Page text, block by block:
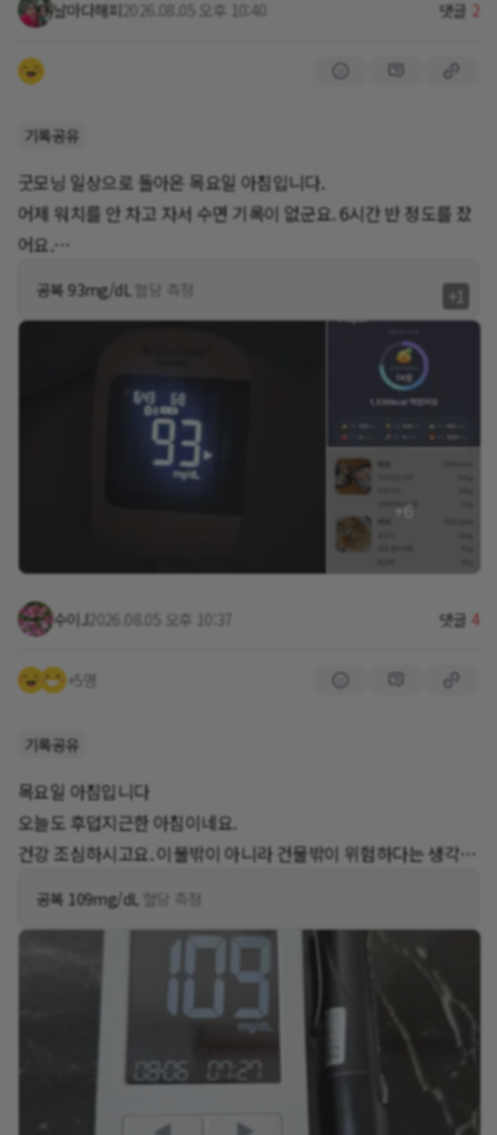
날마다해피2026.08.05 오후 10:40 댓글 2
기록공유
굿모닝 일상으로 돌아온 목요일 아침입니다.
어제 워치를 안 차고 자서 수면 기록이 없군요. 6시간 반 정도를 잤
어요.
황남빵이랑 찰보리빵도 선물상자로 사서 시부모님 드리고 사진과
내년에는 이번에 못간 문무대왕릉과 주상절리를 보며 해파랑길을
뛰고 싶어서 아예 해안쪽에다 숙소를 잡을까봐요. ㅋㅋㅋ
다시 일상으로 돌아오니 무더운 햇살이 눈을 찌르며 출근길에 겁주
는군요. 무더위쯤이야.
오늘도 건강하게 즐겁게 화이팅하세요 💪😊🏃‍♀️🏃‍♀️🏃‍♀️
공복 93mg/dL 혈당 측정 +1
+6
수이J2026.08.05 오후 10:37 댓글 4
+5명
기록공유
목요일 아침입니다
오늘도 후덥지근한 아침이네요.
건강 조심하시고요. 이불밖이 아니라 건물밖이 위험하다는 생각으
공복 109mg/dL 혈당 측정